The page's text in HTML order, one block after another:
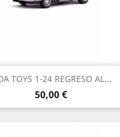
TOYS 1-24 REGRESO AL...
Precio
50,00 €
Vista rápida